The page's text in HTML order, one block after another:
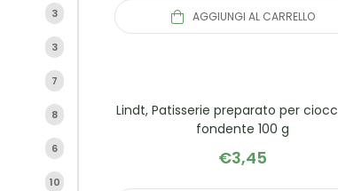
AGGIUNGI AL CARRELLO
Lindt, Patisserie preparato per
fondente 100 g
€3,45
3
3
7
8
6
10